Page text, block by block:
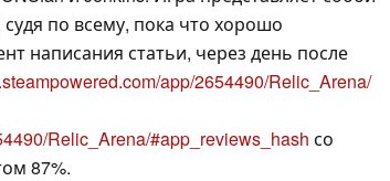
по всему, пока что хорошо
написания статьи, через день после
app/2654490/Relic_Arena/
Relic_Arena/#app_reviews_hash со
87%.